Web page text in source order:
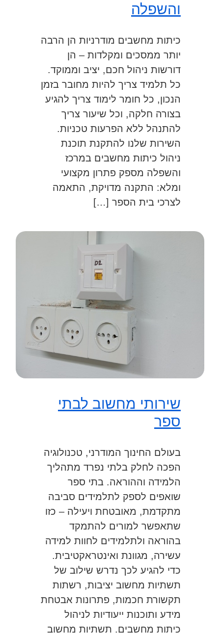
והשפלה
כיתות מחשבים מודרניות הן הרבה
יותר ממסכים ומקלדות – הן
דורשות ניהול חכם, יציב וממוקד.
כל תלמיד צריך להיות מחובר בזמן
הנכון, כל חומר לימוד צריך להגיע
בצורה חלקה, וכל שיעור צריך
להתנהל ללא הפרעות טכניות.
השירות שלנו להתקנת תוכנת
ניהול כיתות מחשבים במרכז
והשפלה מספק פתרון מקצועי
ומלא: התקנה מדויקת, התאמה
לצרכי בית הספר […]
שירותי מחשוב לבתי
ספר
בעולם החינוך המודרני, טכנולוגיה
הפכה לחלק בלתי נפרד מתהליך
הלמידה וההוראה. בתי ספר
שואפים לספק לתלמידים סביבה
מתקדמת, מאובטחת ויעילה – כזו
שתאפשר למורים להתמקד
בהוראה ולתלמידים לחוות למידה
עשירה, מגוונת ואינטראקטיבית.
כדי להגיע לכך נדרש שילוב של
תשתיות מחשוב יציבות, רשתות
תקשורת חכמות, פתרונות אבטחת
מידע ותוכנות ייעודיות לניהול
כיתות מחשבים. תשתיות מחשוב